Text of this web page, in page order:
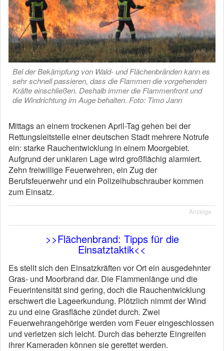
Bei der Bekämpfung von Wald- und Flächenbränden kann es
sehr schnell passieren, dass die Flammen die vorgehenden
Kräfte einschließen. Deshalb immer die Flammenfront und
die Windrichtung im Auge behalten. Foto: Timo Jann
Mittags an einem trockenen April-Tag gehen bei der
Rettungsleitstelle einer deutschen Stadt mehrere Notrufe
ein: starke Rauchentwicklung in einem Moorgebiet.
Aufgrund der unklaren Lage wird großflächig alarmiert.
Zehn freiwillige Feuerwehren, ein Zug der
Berufsfeuerwehr und ein Polizeihubschrau­ber kommen
zum Einsatz.
Anzeige
>>Flächenbrand: Tipps für die
Einsatztaktik<<
Es stellt sich den Einsatzkräften vor Ort ein ausgedehnter
Gras- und Moorbrand dar. Die Flammenlänge und die
Feuerintensität sind gering, doch die Rauchentwicklung
erschwert die Lageerkundung. Plötzlich nimmt der Wind
zu und eine Grasfläche zündet durch. Zwei
Feuerwehrangehörige werden vom Feuer eingeschlossen
und verletzen sich leicht. Durch das beherzte Eingreifen
ihrer Kameraden können sie gerettet werden.